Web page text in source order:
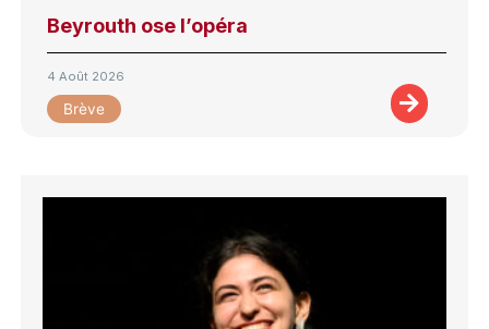
Beyrouth ose l’opéra
4 Août 2026
Brève